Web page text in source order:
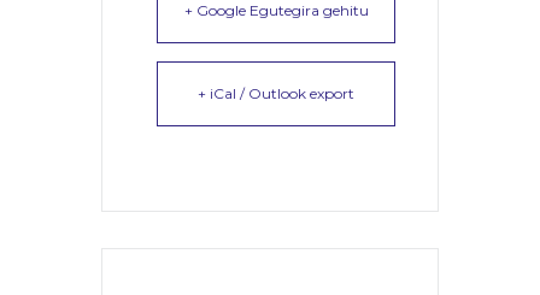
+ Google Egutegira gehitu
+ iCal / Outlook export